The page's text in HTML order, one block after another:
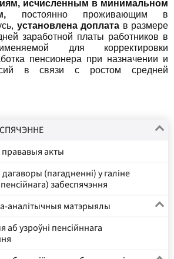
исчисленным в минимальном
постоянно проживающим в
установлена доплата в размере
заработной платы работников в
для корректировки
пенсионера при назначении и
в связи с ростом средней
акты
(пагадненні) у галіне
забеспячэння
аналітычныя матэрыялы
аб узроўні пенсійннага